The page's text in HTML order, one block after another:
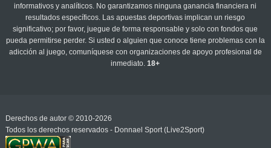
informativos y analíticos. No garantizamos ninguna ganancia financiera ni
resultados específicos. Las apuestas deportivas implican un riesgo
significativo; por favor, juegue de forma responsable y solo con fondos que
pueda permitirse perder. Si usted o alguien que conoce tiene problemas con la
adicción al juego, comuníquese con organizaciones de apoyo profesional de
inmediato.18+
Derechos de autor © 2010-2026
Todos los derechos reservados - Donnael Sport (Live2Sport)